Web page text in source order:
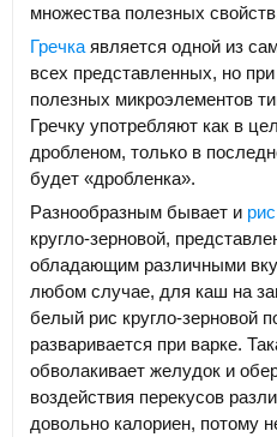
множества полезных
Гречка является одной из
всех представленных, но
полезных микроэлементов
Гречку употребляют как в
дробленом, только в
будет «дробленка».
Разнообразным бывает и рис
кругло-зерновой,
обладающим различными
любом случае, для каш на
белый рис кругло-зерновой
разваривается при варке.
обволакивает желудок и
воздействия перекусов
довольно калориен, потому